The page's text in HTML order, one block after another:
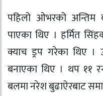
पहिलो ओभरको
पाएका थिए । हर्मित
क्याच ड्रप गरेका थिए
बनाएका थिए । थप ११
बलमा नरेश बुढाऐरबाट